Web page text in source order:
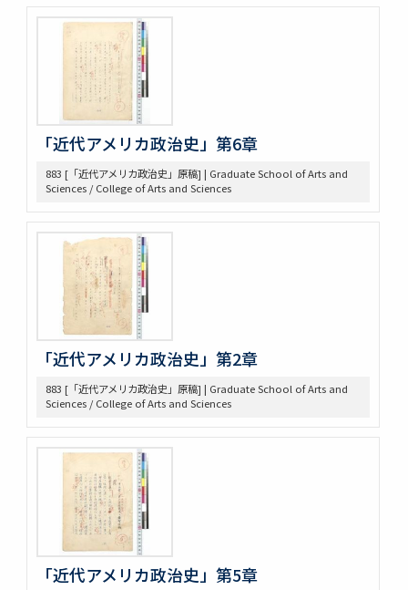
406 Law regard[in]g Immigration
407 Emigrant Protection Law Lemieux Agree’t &
Gentlemen’s Ag.
410 [land question in the west]
411 Jernegan Y.N.’s attitude tow. Land policy
419 Johnson Lectures
425 高木抜刷及び英文メモ
426 英文ノート
434 14. Survey Jap. Stud. 35
439 3. McLaughlin 1922
440 2. Lecture Notes + Reading Notes
441 1. U. Chicago
445 6. American Constitutional History, Prof. McIlwain
575 Magsaysay Award
583 Neesima, Joe
585 Nitobe Journals、新渡戸奨学資金
594 Peace Machinery
628 高木原稿・メモ
629 新渡戸英文著作集関係書類
636 高木原稿 米国革命の政治思想、基本的人権
637 高木原稿(東大以外での講演)
644 NRA関係資料
645 高木原稿とメモ(革新主義)
646 高木原稿とメモ (economic revolution)
647 高木原稿 (Wilson, W)
648 高木原稿 (奴隷問題)
「近代アメリカ政治史」第6章
883 [「近代アメリカ政治史」原稿] | Graduate School of Arts and
Sciences / College of Arts and Sciences
「近代アメリカ政治史」第2章
883 [「近代アメリカ政治史」原稿] | Graduate School of Arts and
Sciences / College of Arts and Sciences
「近代アメリカ政治史」第5章